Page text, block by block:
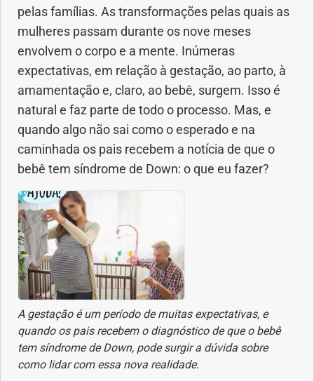
Dermatologia
Diabetes
Dieta e nutrição
Doença autoimune
Doenças infecciosas
Doenças Respiratórias
Drogas
Emagrecimento
Geral
Gravidez
pelas famílias. As transformações pelas quais as
mulheres passam durante os nove meses
envolvem o corpo e a mente. Inúmeras
expectativas, em relação à gestação, ao parto, à
amamentação e, claro, ao bebê, surgem. Isso é
natural e faz parte de todo o processo. Mas, e
quando algo não sai como o esperado e na
caminhada os pais recebem a notícia de que o
bebê tem síndrome de Down: o que eu fazer?
A gestação é um período de muitas expectativas, e
quando os pais recebem o diagnóstico de que o bebê
tem síndrome de Down, pode surgir a dúvida sobre
como lidar com essa nova realidade.